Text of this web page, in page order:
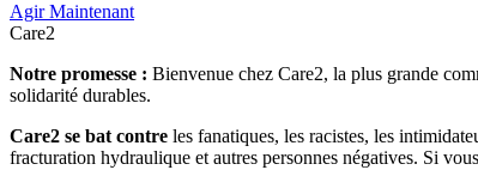
Agir Maintenant
Care2
Notre promesse : Bienvenue chez Care2, la plus grande
solidarité durables.
Care2 se bat contre les fanatiques, les racistes, les
fracturation hydraulique et autres personnes négatives. Si